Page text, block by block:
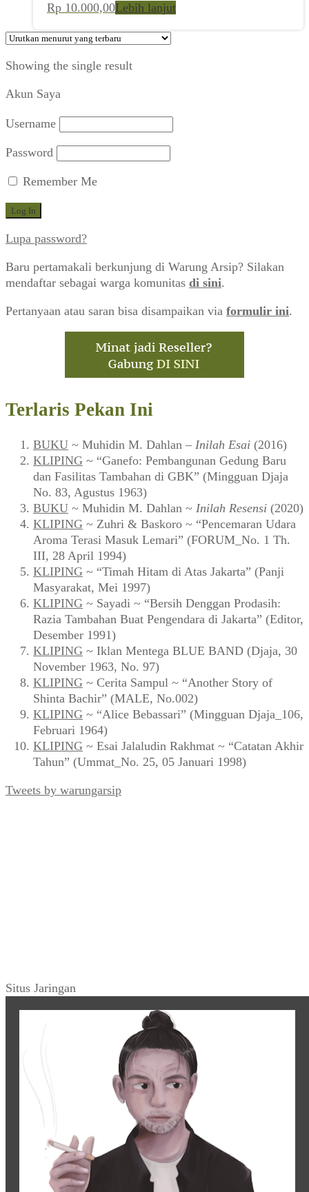
Rp 10.000,00Lebih lanjut
Showing the single result
Akun Saya
Username
Password
Remember Me
Lupa password?
Baru pertamakali berkunjung di Warung Arsip? Silakan
mendaftar sebagai warga komunitas di sini.
Pertanyaan atau saran bisa disampaikan via formulir ini.
Terlaris Pekan Ini
BUKU ~ Muhidin M. Dahlan – Inilah Esai (2016)
KLIPING ~ “Ganefo: Pembangunan Gedung Baru
dan Fasilitas Tambahan di GBK” (Mingguan Djaja
No. 83, Agustus 1963)
BUKU ~ Muhidin M. Dahlan ~ Inilah Resensi (2020)
KLIPING ~ Zuhri & Baskoro ~ “Pencemaran Udara
Aroma Terasi Masuk Lemari” (FORUM_No. 1 Th.
III, 28 April 1994)
KLIPING ~ “Timah Hitam di Atas Jakarta” (Panji
Masyarakat, Mei 1997)
KLIPING ~ Sayadi ~ “Bersih Denggan Prodasih:
Razia Tambahan Buat Pengendara di Jakarta” (Editor,
Desember 1991)
KLIPING ~ Iklan Mentega BLUE BAND (Djaja, 30
November 1963, No. 97)
KLIPING ~ Cerita Sampul ~ “Another Story of
Shinta Bachir” (MALE, No.002)
KLIPING ~ “Alice Bebassari” (Mingguan Djaja_106,
Februari 1964)
KLIPING ~ Esai Jalaludin Rakhmat ~ “Catatan Akhir
Tahun” (Ummat_No. 25, 05 Januari 1998)
Tweets by warungarsip
Situs Jaringan